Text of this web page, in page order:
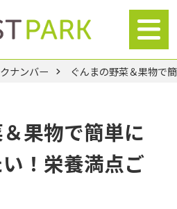
ナンバー ぐんまの野菜＆果物で
果物で簡単に
！栄養満点ご